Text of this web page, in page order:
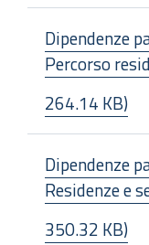
Dipendenze
Percorso
264.14 KB)
Dipendenze
Residenze e
350.32 KB)